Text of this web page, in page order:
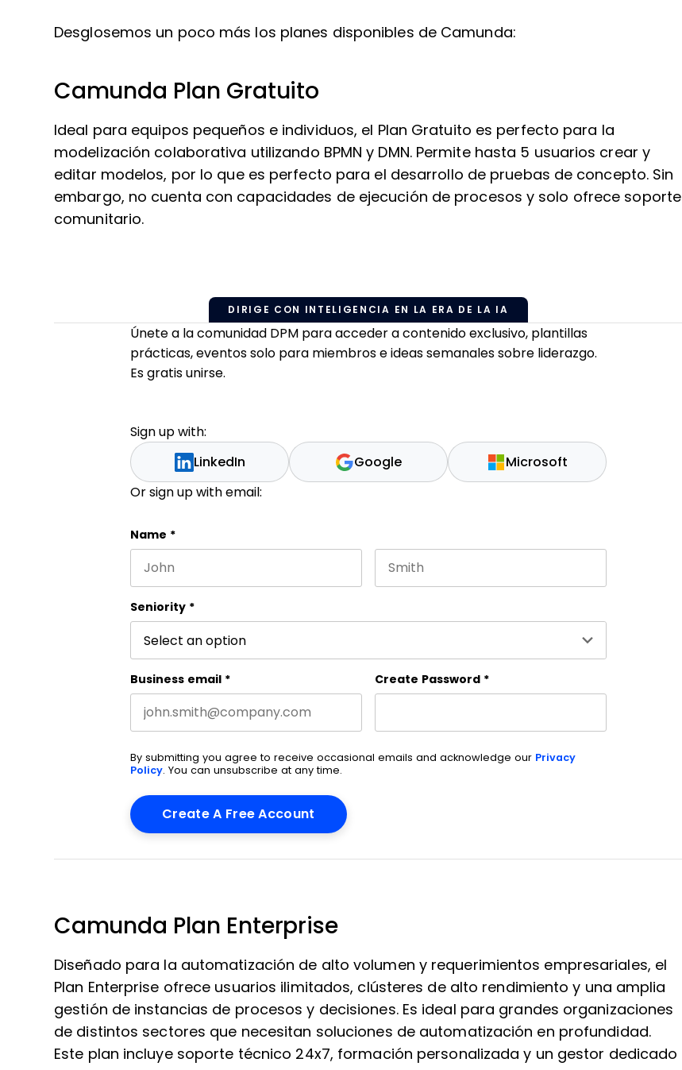
Desglosemos un poco más los planes disponibles de Camunda:
Camunda Plan Gratuito
Ideal para equipos pequeños e individuos, el Plan Gratuito es perfecto para la
modelización colaborativa utilizando BPMN y DMN. Permite hasta 5 usuarios crear y
editar modelos, por lo que es perfecto para el desarrollo de pruebas de concepto. Sin
embargo, no cuenta con capacidades de ejecución de procesos y solo ofrece soporte
comunitario.
DIRIGE CON INTELIGENCIA EN LA ERA DE LA IA
Únete a la comunidad DPM para acceder a contenido exclusivo, plantillas
prácticas, eventos solo para miembros e ideas semanales sobre liderazgo.
Es gratis unirse.
Sign up with:
LinkedIn Google Microsoft
Or sign up with email:
URL
Este campo es un campo de validación y debe quedar sin cambios.
Name *
Seniority *
Business email * Create Password *
By submitting you agree to receive occasional emails and acknowledge our Privacy
Policy. You can unsubscribe at any time.
Camunda Plan Enterprise
Diseñado para la automatización de alto volumen y requerimientos empresariales, el
Plan Enterprise ofrece usuarios ilimitados, clústeres de alto rendimiento y una amplia
gestión de instancias de procesos y decisiones. Es ideal para grandes organizaciones
de distintos sectores que necesitan soluciones de automatización en profundidad.
Este plan incluye soporte técnico 24x7, formación personalizada y un gestor dedicado